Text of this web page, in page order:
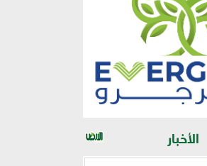
الأخبار